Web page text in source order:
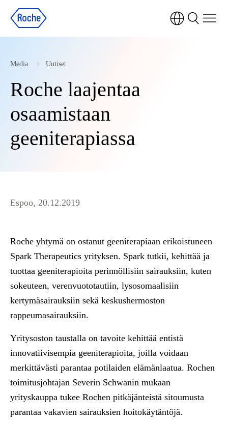
Media Uutiset
Roche laajentaa
osaamistaan
geeniterapiassa
Espoo, 20.12.2019
Roche yhtymä on ostanut geeniterapiaan erikoistuneen
Spark Therapeutics yrityksen. Spark tutkii, kehittää ja
tuottaa geeniterapioita perinnöllisiin sairauksiin, kuten
sokeuteen, verenvuototautiin, lysosomaalisiin
kertymäsairauksiin sekä keskushermoston
rappeumasairauksiin.
Yritysoston taustalla on tavoite kehittää entistä
innovatiivisempia geeniterapioita, joilla voidaan
merkittävästi parantaa potilaiden elämänlaatua. Rochen
toimitusjohtajan Severin Schwanin mukaan
yrityskauppa tukee Rochen pitkäjänteistä sitoumusta
parantaa vakavien sairauksien hoitokäytäntöjä.